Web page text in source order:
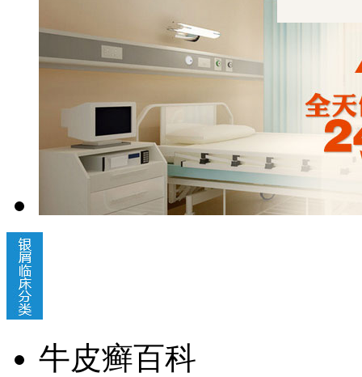
牛皮癣百科